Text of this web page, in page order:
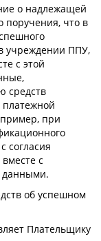
о надлежащей
поручения, что в
учреждении ППУ,
с этой
средств
при
согласия
с
данными.
об успешном
Плательщику